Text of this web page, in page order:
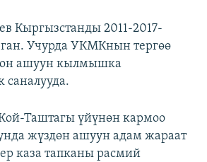
Кыргызстанды 2011-2017-
Учурда УКМКнын тергөө
ашуун кылмышка
Таштагы үйүнөн кармоо
жүздөн ашуун адам жараат
каза тапканы расмий